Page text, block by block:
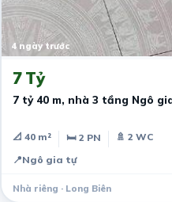
4 ngày trước
7 Tỷ
7 tỷ 40 m, nhà 3 tầng Ngô
📐 40 m² 🛏 2 PN
🚿 2 WC
📍Ngô gia tự
Nhà riêng · Long Biên